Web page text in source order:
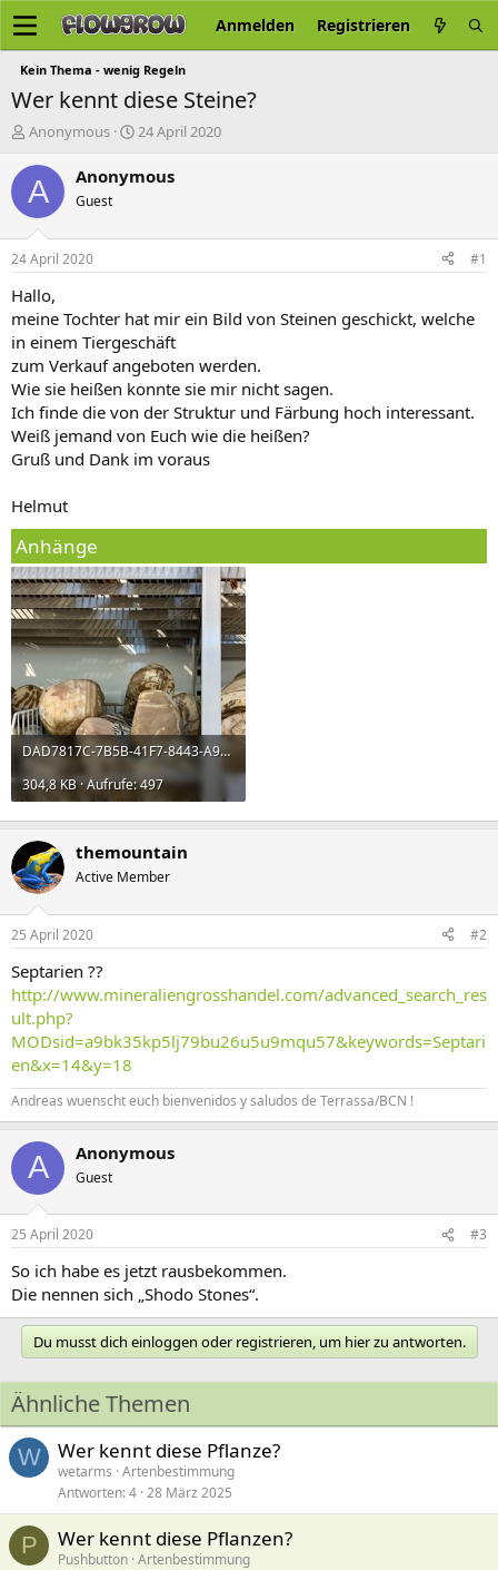
Anmelden Registrieren
Kein Thema - wenig Regeln
Wer kennt diese Steine?
E
s
t
e
r
Anonymous
E
s
t
m
24 April 2020
A Anonymous
Guest
24 April 2020 #1
Hallo,
meine Tochter hat mir ein Bild von Steinen geschickt, welche
in einem Tiergeschäft
zum Verkauf angeboten werden.
Wie sie heißen konnte sie mir nicht sagen.
Ich finde die von der Struktur und Färbung hoch interessant.
Weiß jemand von Euch wie die heißen?
Gruß und Dank im voraus
Helmut
Anhänge
DAD7817C-7B5B-41F7-8443-A91F4AD41C46.jpeg
304,8 KB · Aufrufe: 497
themountain
Active Member
25 April 2020 #2
Septarien ??
http://www.mineraliengrosshandel.com/advanced_search_res
ult.php?
MODsid=a9bk35kp5lj79bu26u5u9mqu57&keywords=Septari
en&x=14&y=18
Andreas wuenscht euch bienvenidos y saludos de Terrassa/BCN !
A Anonymous
Guest
25 April 2020 #3
So ich habe es jetzt rausbekommen.
Die nennen sich „Shodo Stones“.
Du musst dich einloggen oder registrieren, um hier zu antworten.
Ähnliche Themen
W Wer kennt diese Pflanze?
wetarms Artenbestimmung
Antworten 4 28 März 2025
P Wer kennt diese Pflanzen?
Pushbutton Artenbestimmung